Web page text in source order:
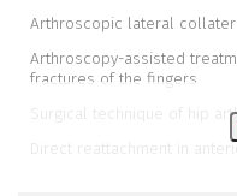
Arthroscopic lateral
Arthroscopy-assisted
fractures of the fingers
Surgical technique of hip
Direct reattachment in